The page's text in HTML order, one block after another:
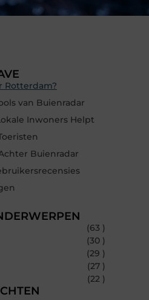
Rotterdam?
van Buienradar
Inwoners Helpt
Buienradar
(63 )
(30 )
(29 )
(27 )
(22 )